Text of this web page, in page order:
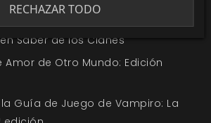
la sección Oferta de la Semana
Saber de los Clanes
Amor de Otro Mundo: Edición
Guía de Juego de Vampiro: La
RECHAZAR TODO